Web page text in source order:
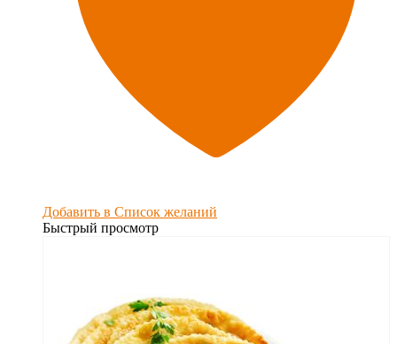
Добавить в Список желаний
Быстрый просмотр